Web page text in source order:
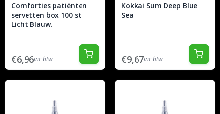
Comforties patiënten
servetten box 100 st
Licht Blauw.
€6,96inc btw
Kokkai Sum Deep Blue
Sea
€9,67inc btw